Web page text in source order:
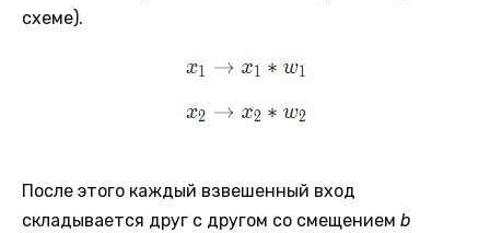
схеме).
После этого каждый взвешенный вход
складывается друг с другом со смещением b